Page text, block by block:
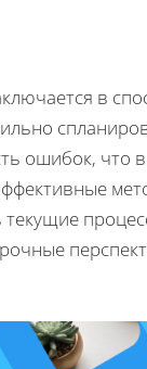
в
ошибок, что в